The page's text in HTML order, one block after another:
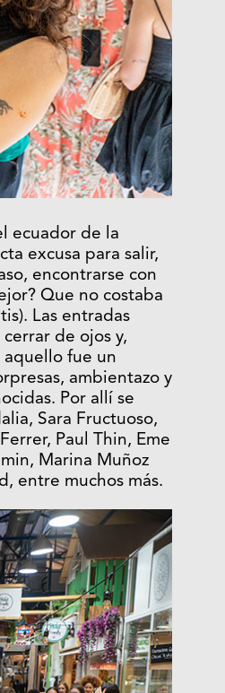
ecuador de la
excusa para salir,
encontrarse con
Que no costaba
Las entradas
de ojos y,
aquello fue un
ambientazo y
Por allí se
Sara Fructuoso,
Paul Thin, Eme
Marina Muñoz
entre muchos más.